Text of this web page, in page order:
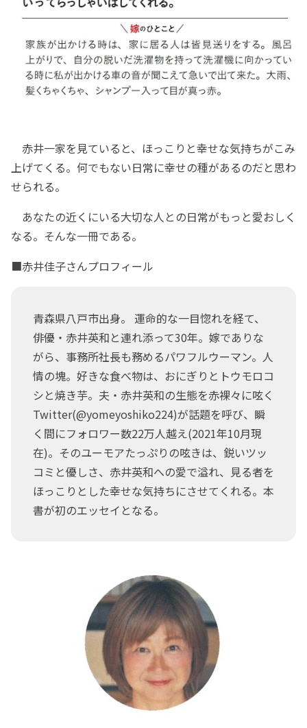
赤井一家を見ていると、ほっこりと幸せな気持ちがこみ
上げてくる。何でもない日常に幸せの種があるのだと思わ
せられる。
あなたの近くにいる大切な人との日常がもっと愛おしく
なる。そんな一冊である。
■赤井佳子さんプロフィール
青森県八戸市出身。 運命的な一目惚れを経て、
俳優・赤井英和と連れ添って30年。嫁でありな
がら、事務所社長も務めるパワフルウーマン。人
情の塊。好きな食べ物は、おにぎりとトウモロコ
シと焼き芋。夫・赤井英和の生態を赤裸々に呟く
Twitter(@yomeyoshiko224)が話題を呼び、瞬
く間にフォロワー数22万人越え(2021年10月現
在)。そのユーモアたっぷりの呟きは、鋭いツッ
コミと優しさ、赤井英和への愛で溢れ、見る者を
ほっこりとした幸せな気持ちにさせてくれる。本
書が初のエッセイとなる。